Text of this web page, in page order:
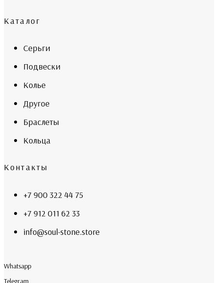
Каталог
Серьги
Подвески
Колье
Другое
Браслеты
Кольца
Контакты
+7 900 322 44 75
+7 912 011 62 33
info@soul-stone.store
Whatsapp
Telegram